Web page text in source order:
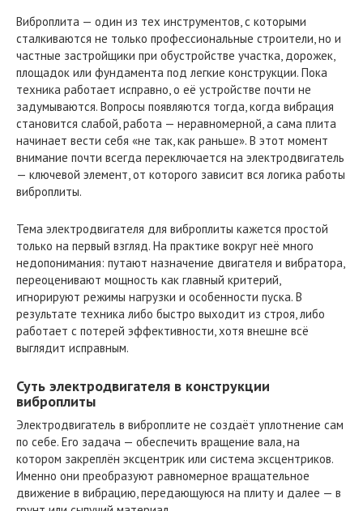
Виброплита — один из тех инструментов, с которыми
сталкиваются не только профессиональные строители, но и
частные застройщики при обустройстве участка, дорожек,
площадок или фундамента под легкие конструкции. Пока
техника работает исправно, о её устройстве почти не
задумываются. Вопросы появляются тогда, когда вибрация
становится слабой, работа — неравномерной, а сама плита
начинает вести себя «не так, как раньше». В этот момент
внимание почти всегда переключается на электродвигатель
— ключевой элемент, от которого зависит вся логика работы
виброплиты.
Тема электродвигателя для виброплиты кажется простой
только на первый взгляд. На практике вокруг неё много
недопонимания: путают назначение двигателя и вибратора,
переоценивают мощность как главный критерий,
игнорируют режимы нагрузки и особенности пуска. В
результате техника либо быстро выходит из строя, либо
работает с потерей эффективности, хотя внешне всё
выглядит исправным.
Суть электродвигателя в конструкции
виброплиты
Электродвигатель в виброплите не создаёт уплотнение сам
по себе. Его задача — обеспечить вращение вала, на
котором закреплён эксцентрик или система эксцентриков.
Именно они преобразуют равномерное вращательное
движение в вибрацию, передающуюся на плиту и далее — в